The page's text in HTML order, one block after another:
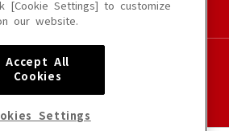
信状況によりご利用いただけない場合があります。
い場合があります。
6602250112Y38026 6602250240Y31015
ID000002937 ID000002938
[Cookie Settings] to customize
our website.
Accept All
Cookies
Settings